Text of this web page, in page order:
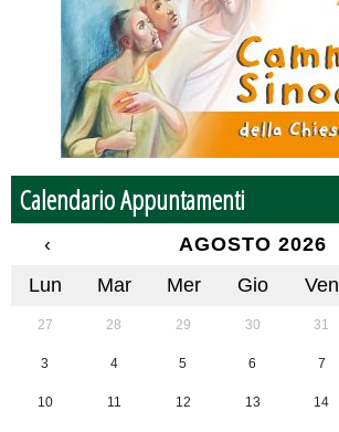
Calendario Appuntamenti
‹ AGOSTO 2026
Lun
Mar Mer Gio Ven
27 28 29 30 31
3 4 5 6 7
10 11 12 13 14